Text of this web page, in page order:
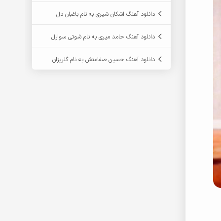
دانلود آهنگ اشکان شیری به نام باغبان دل
دانلود آهنگ حامد میری به نام شوتی سوارل
دانلود آهنگ حسین صفامنش به نام گلریزان